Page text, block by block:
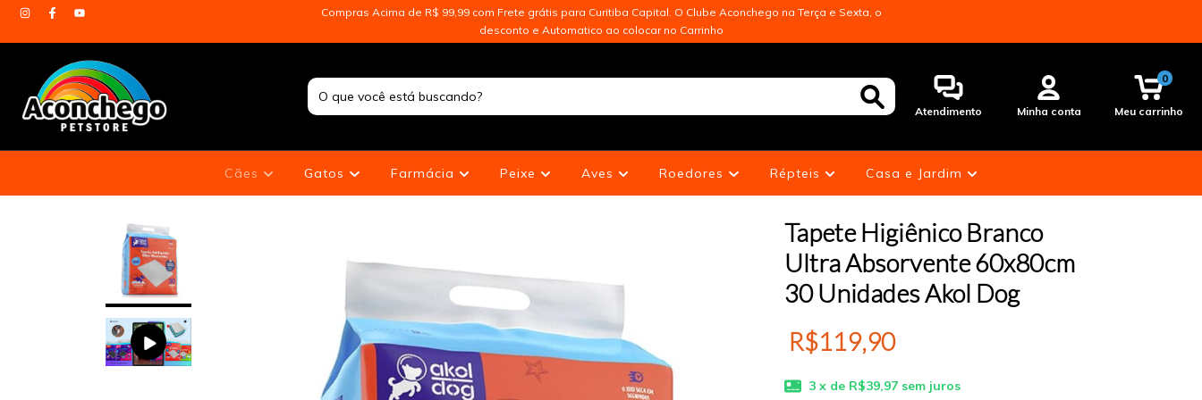
Compras Acima de R$ 99,99 com Frete grátis para Curitiba Capital. O Clube Aconchego na Terça e Sexta, o
desconto e Automatico ao colocar no Carrinho
Atendimento Minha conta Meu carrinho
0
Cães Gatos Farmácia Peixe Aves Roedores Répteis Casa e Jardim
Tapete Higiênico Branco
Ultra Absorvente 60x80cm
30 Unidades Akol Dog
R$119,90
3 x de R$39,97 sem juros